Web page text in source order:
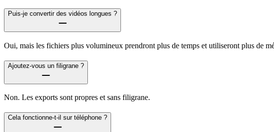
Puis-je convertir des vidéos longues ?
Oui, mais les fichiers plus volumineux prendront plus de temps et utiliseront plus de
Ajoutez-vous un filigrane ?
Non. Les exports sont propres et sans filigrane.
Cela fonctionne-t-il sur téléphone ?